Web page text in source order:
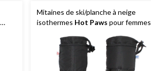
Mitaines de ski/planche à neige
isothermes Hot Paws pour femmes